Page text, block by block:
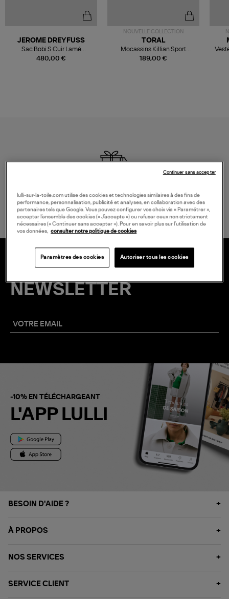
480,00 €
JEROME DREYFUSS
Sac Bobi S Cuir Lamé
Champagne
NOUVELLE COLLECTION
189,00 €
TORAL
Mocassins Killian Sport
Mousse
à partir de 150 € d'achat*
NEWSLETTER
-10% EN TÉLÉCHARGEANT
L'APP LULLI
BESOIN D'AIDE ?
À PROPOS
NOS SERVICES
SERVICE CLIENT
lulli-sur-la-toile.com utilise des cookies et technologies similaires à des fins de
performance, personnalisation, publicité et analyses, en collaboration avec des
partenaires tels que Google. Vous pouvez configurer vos choix via « Paramétrer »,
accepter l’ensemble des cookies (« J’accepte ») ou refuser ceux non strictement
nécessaires (« Continuer sans accepter »). Pour en savoir plus sur l’utilisation de
vos données, consulter notre politique de cookies
Paramètres des cookies Autoriser tous les cookies
Continuer sans accepter